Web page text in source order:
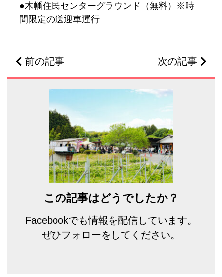
●木幡住民センターグラウンド（無料）※時
間限定の送迎車運行
前の記事 次の記事
この記事はどうでしたか？
Facebookでも情報を配信しています。
ぜひフォローをしてください。